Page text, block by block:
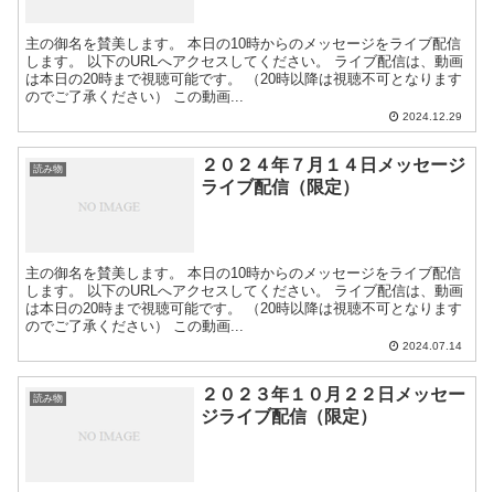
主の御名を賛美します。 本日の10時からのメッセージをライブ配信
します。 以下のURLへアクセスしてください。 ライブ配信は、動画
は本日の20時まで視聴可能です。 （20時以降は視聴不可となります
のでご了承ください） この動画...
2024.12.29
読み物
２０２４年７月１４日メッセージ
ライブ配信（限定）
主の御名を賛美します。 本日の10時からのメッセージをライブ配信
します。 以下のURLへアクセスしてください。 ライブ配信は、動画
は本日の20時まで視聴可能です。 （20時以降は視聴不可となります
のでご了承ください） この動画...
2024.07.14
読み物
２０２３年１０月２２日メッセー
ジライブ配信（限定）